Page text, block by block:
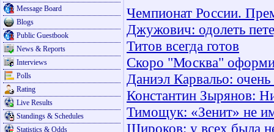
Message Board
Blogs
Public Guestbook
News & Reports
Interviews
Polls
Rating
Live Results
Standings & Schedules
Statistics & Odds
Чемпионат России.
Джужович: одолеть
Титов всегда готов
Скоро "Москва"
Даниэл Карвальо:
Константин Зырянов:
Тимощук: «Зенит» не
Широков: у всех была